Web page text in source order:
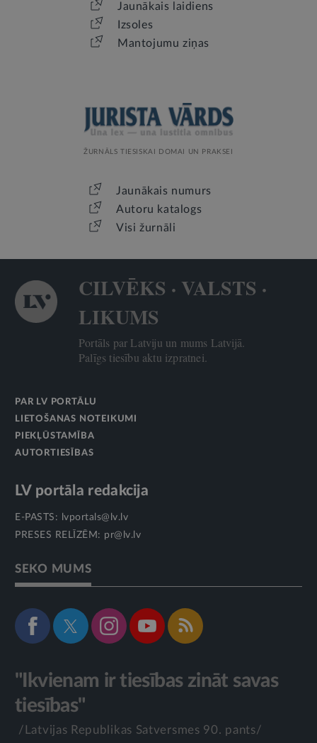
Jaunākais laidiens
Izsoles
Mantojumu ziņas
ŽURNĀLS TIESISKAI DOMAI UN PRAKSEI
Jaunākais numurs
Autoru katalogs
Visi žurnāli
CILVĒKS · VALSTS ·
LIKUMS
Portāls par Latviju un mums Latvijā.
Palīgs tiesību aktu izpratnei.
PAR LV PORTĀLU
LIETOŠANAS NOTEIKUMI
PIEKĻŪSTAMĪBA
AUTORTIESĪBAS
LV portāla redakcija
E-PASTS:
lvportals@lv.lv
PRESES RELĪZĒM: pr@lv.lv
SEKO MUMS
"Ikvienam ir tiesības zināt savas
tiesības"
/Latvijas Republikas Satversmes 90. pants/